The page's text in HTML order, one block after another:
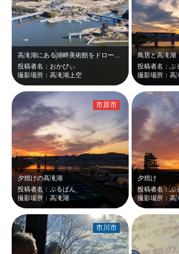
投稿者名：おかぴぃ
撮影場所：高滝湖上空
鳥居と高滝湖
投稿者名：ぶ
撮影場所：高
夕焼けの高滝湖
投稿者名：ぶるばん
撮影場所：高滝湖
市原市
夕焼け
投稿者名：ぶ
撮影場所：高
市川市